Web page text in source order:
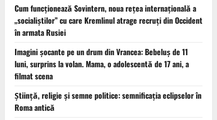
Cum funcționează Sovintern, noua rețea internațională a
„socialiștilor” cu care Kremlinul atrage recruți din Occident
în armata Rusiei
Imagini șocante pe un drum din Vrancea: Bebeluș de 11
luni, surprins la volan. Mama, o adolescentă de 17 ani, a
filmat scena
Știință, religie și semne politice: semnificația eclipselor în
Roma antică